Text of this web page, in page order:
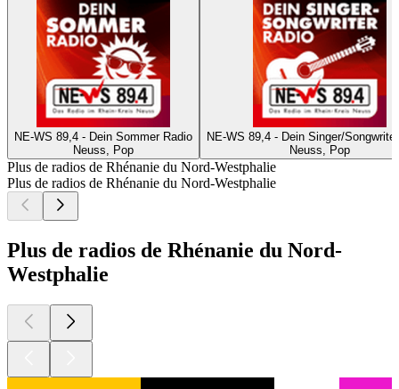
NE-WS 89,4 - Dein Sommer Radio
Neuss, Pop
NE-WS 89,4 - Dein Singer/
Neuss, Pop
Plus de radios de Rhénanie du Nord-Westphalie
Plus de radios de Rhénanie du Nord-Westphalie
Plus de radios de Rhénanie du Nord-
Westphalie